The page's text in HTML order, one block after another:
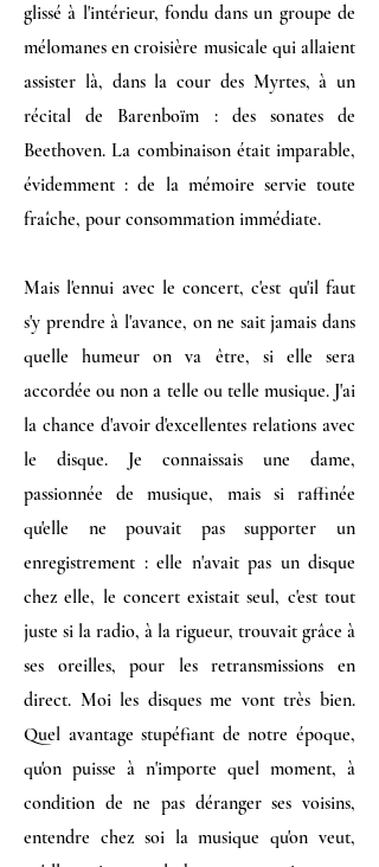
glissé à l'intérieur, fondu dans un groupe de
mélomanes en croisière musicale qui allaient
assister là, dans la cour des Myrtes, à un
récital de Barenboïm : des sonates de
Beethoven. La combinaison était imparable,
évidemment : de la mémoire servie toute
fraîche, pour consommation immédiate.
Mais l'ennui avec le concert, c'est qu'il faut
s'y prendre à l'avance, on ne sait jamais dans
quelle humeur on va être, si elle sera
accordée ou non a telle ou telle musique. J'ai
la chance d'avoir d'excellentes relations avec
le disque. Je connaissais une dame,
passionnée de musique, mais si raffinée
qu'elle ne pouvait pas supporter un
enregistrement : elle n'avait pas un disque
chez elle, le concert existait seul, c'est tout
juste si la radio, à la rigueur, trouvait grâce à
ses oreilles, pour les retransmissions en
direct. Moi les disques me vont très bien.
Quel avantage stupéfiant de notre époque,
qu'on puisse à n'importe quel moment, à
condition de ne pas déranger ses voisins,
entendre chez soi la musique qu'on veut,